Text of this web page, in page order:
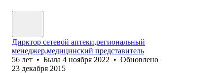
Дирктор сетевой аптеки,региональный
менеджер,медицинский представитель
56 лет • Была 4 ноября 2022 • Обновлено
23 декабря 2015